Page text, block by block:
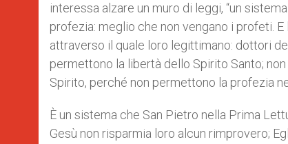
interessa alzare un muro di leggi, “un
profezia: meglio che non vengano i profeti.
attraverso il quale loro legittimano: dottori
permettono la libertà dello Spirito Santo;
Spirito, perché non permettono la profezia
È un sistema che San Pietro nella Prima
Gesù non risparmia loro alcun rimprovero;